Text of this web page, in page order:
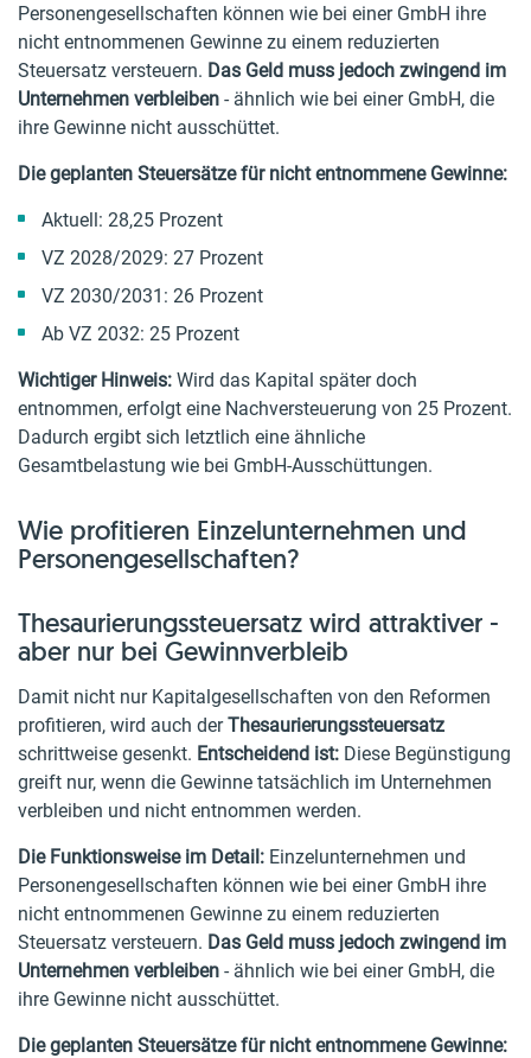
Personengesellschaften können wie bei einer GmbH ihre
nicht entnommenen Gewinne zu einem reduzierten
Steuersatz versteuern. Das Geld muss jedoch zwingend im
Unternehmen verbleiben - ähnlich wie bei einer GmbH, die
ihre Gewinne nicht ausschüttet.
Die geplanten Steuersätze für nicht entnommene Gewinne:
Aktuell: 28,25 Prozent
VZ 2028/2029: 27 Prozent
VZ 2030/2031: 26 Prozent
Ab VZ 2032: 25 Prozent
Wichtiger Hinweis: Wird das Kapital später doch
entnommen, erfolgt eine Nachversteuerung von 25 Prozent.
Dadurch ergibt sich letztlich eine ähnliche
Gesamtbelastung wie bei GmbH-Ausschüttungen.
Wie profitieren Einzelunternehmen und
Personengesellschaften?
Thesaurierungssteuersatz wird attraktiver -
aber nur bei Gewinnverbleib
Damit nicht nur Kapitalgesellschaften von den Reformen
profitieren, wird auch derThesaurierungssteuersatz
schrittweise gesenkt. Entscheidend ist: Diese Begünstigung
greift nur, wenn die Gewinne tatsächlich im Unternehmen
verbleiben und nicht entnommen werden.
Die Funktionsweise im Detail: Einzelunternehmen und
Personengesellschaften können wie bei einer GmbH ihre
nicht entnommenen Gewinne zu einem reduzierten
Steuersatz versteuern. Das Geld muss jedoch zwingend im
Unternehmen verbleiben - ähnlich wie bei einer GmbH, die
ihre Gewinne nicht ausschüttet.
Die geplanten Steuersätze für nicht entnommene Gewinne: